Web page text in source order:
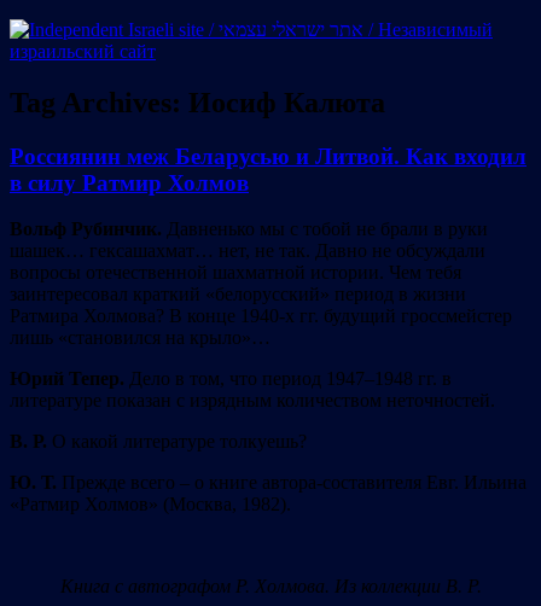
Tag Archives: Иосиф Калюта
Россиянин меж Беларусью и Литвой. Как входил
в силу Ратмир Холмов
Вольф Рубинчик. Давненько мы с тобой не брали в руки
шашек… гексашахмат… нет, не так. Давно не обсуждали
вопросы отечественной шахматной истории. Чем тебя
заинтересовал краткий «белорусский» период в жизни
Ратмира Холмова? В конце 1940-х гг. будущий гроссмейстер
лишь «становился на крыло»…
Юрий Тепер. Дело в том, что период 1947–1948 гг. в
литературе показан с изрядным количеством неточностей.
В. Р. О какой литературе толкуешь?
Ю. Т. Прежде всего – о книге автора-составителя Евг. Ильина
«Ратмир Холмов» (Москва, 1982).
Книга с автографом Р. Холмова. Из коллекции В. Р.